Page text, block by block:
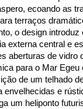
ecoando as
terraços
o design
externa central e
aberturas de vidro
para o Mar Egeu
de um telhado
envelhecidas e
um heliponto